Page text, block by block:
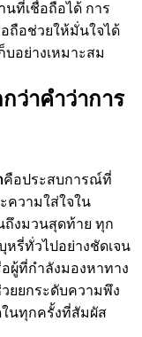
นที่เชื่อถือได้ การ
ถือช่วยให้มั่นใจได้
บอย่างเหมาะสม
ว่าคำว่าการ
คือประสบการณ์ที่
ความใส่ใจใน
งมวนสุดท้าย ทุก
หรี่ทั่วไปอย่างชัดเจน
ผู้ที่กำลังมองหาทาง
ยยกระดับความพึง
นทุกครั้งที่สัมผัส